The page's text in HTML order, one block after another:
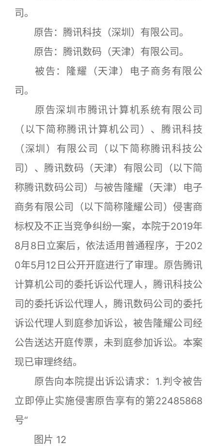
司。
原告：腾讯科技（深圳）有限公司。
原告：腾讯数码（天津）有限公司。
被告：隆耀（天津）电子商务有限公
司。
原告深圳市腾讯计算机系统有限公司
（以下简称腾讯计算机公司）、腾讯科技
（深圳）有限公司（以下简称腾讯科技公
司）、腾讯数码（天津）有限公司（以下简
称腾讯数码公司）与被告隆耀（天津）电子
商务有限公司（以下简称隆耀公司）侵害商
标权及不正当竞争纠纷一案，本院于2019年
8月8日立案后，依法适用普通程序，于202
0年5月12日公开开庭进行了审理。原告腾讯
计算机公司的委托诉讼代理人，腾讯科技公
司的委托诉讼代理人，腾讯数码公司的委托
诉讼代理人到庭参加诉讼，被告隆耀公司经
公告送达开庭传票，未到庭参加诉讼。本案
现已审理终结。
原告向本院提出诉讼请求：1.判令被告
立即停止实施侵害原告享有的第22485868
号“
图片 12